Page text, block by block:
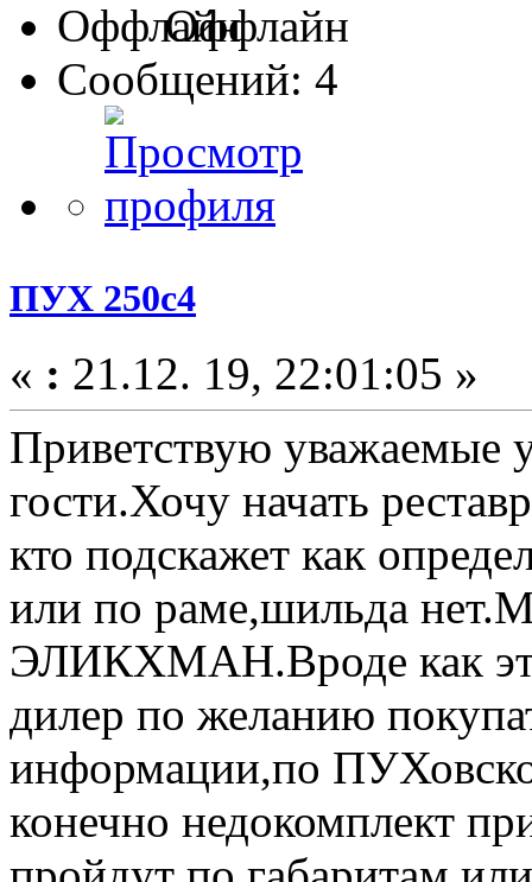
Оффлайн
Сообщений: 4
ПУХ 250с4
« : 21.12. 19, 22:01:05 »
Приветствую уважаемые
гости.Хочу начать
кто подскажет как
или по раме,шильда
ЭЛИКХМАН.Вроде как эту
дилер по желанию
информации,по
конечно недокомплект